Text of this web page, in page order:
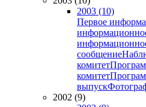
2003 (10)
Первое
сообщение
комитет
комитет
выпуск
2002 (9)